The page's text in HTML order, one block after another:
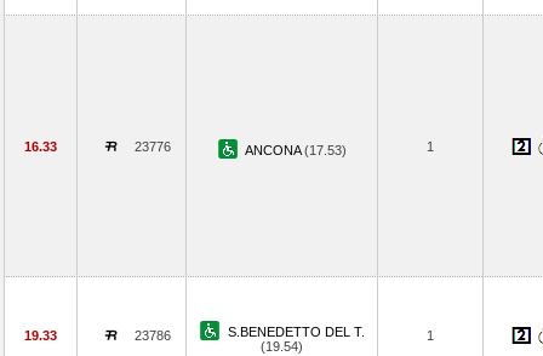
16.33 23776 ANCONA(17.53) 1
19.33 23786
S.BENEDETTO DEL T.
(19.54)
1